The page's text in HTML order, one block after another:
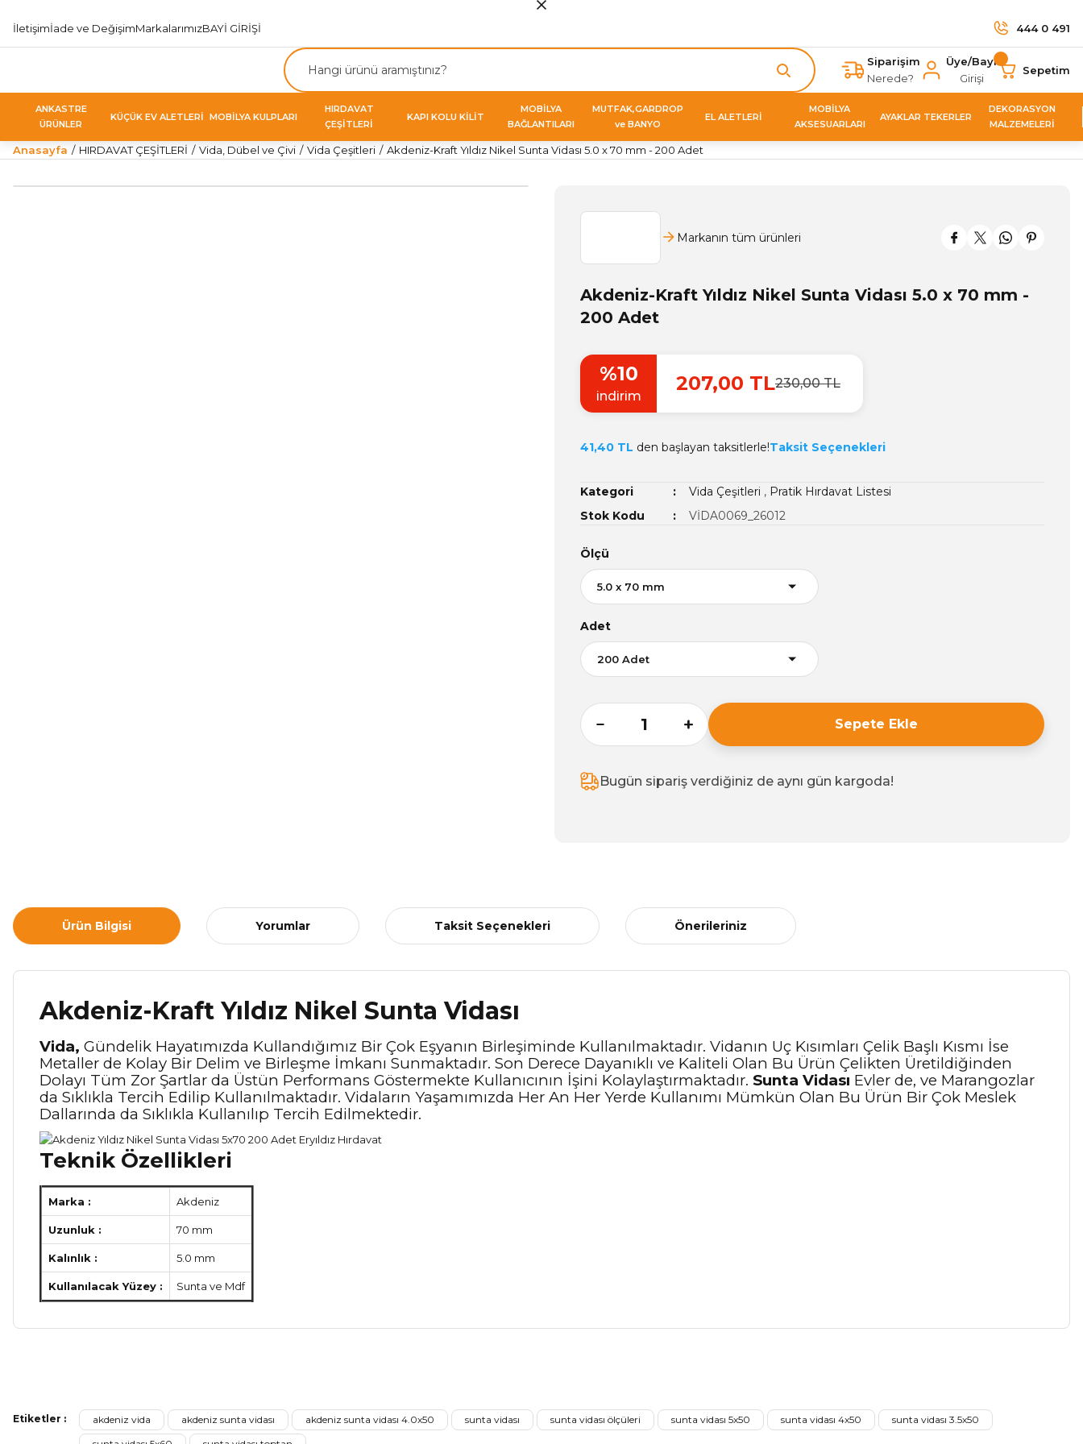
İletişimİade ve DeğişimMarkalarımızBAYİ GİRİŞİ 444 0 491
Siparişim
Nerede?
Üye/Bayi
Girişi
Sepetim
ANKASTRE
ÜRÜNLER
KÜÇÜK EV ALETLERİ MOBİLYA KULPLARI
HIRDAVAT
ÇEŞİTLERİ
KAPI KOLU KİLİT
MOBİLYA
BAĞLANTILARI
MUTFAK,GARDROP
ve BANYO
EL ALETLERİ
MOBİLYA
AKSESUARLARI
AYAKLAR TEKERLER
DEKORASYON
MALZEMELERİ
Anasayfa HIRDAVAT ÇEŞİTLERİ Vida, Dübel ve Çivi Vida Çeşitleri Akdeniz-Kraft Yıldız Nikel Sunta Vidası 5.0 x 70 mm - 200 Adet
Markanın tüm ürünleri
Akdeniz-Kraft Yıldız Nikel Sunta Vidası 5.0 x 70 mm -
200 Adet
%10
indirim
207,00 TL230,00 TL
41,40 TL den başlayan taksitlerle!Taksit Seçenekleri
Kategori Vida Çeşitleri , Pratik Hırdavat Listesi
Stok Kodu
VİDA0069_26012
Ölçü
Adet
Sepete Ekle
Bugün sipariş verdiğiniz de aynı gün kargoda!
Ürün Bilgisi Yorumlar Taksit Seçenekleri Önerileriniz
Akdeniz-Kraft Yıldız Nikel Sunta Vidası
Vida, Gündelik Hayatımızda Kullandığımız Bir Çok Eşyanın Birleşiminde Kullanılmaktadır. Vidanın Uç Kısımları Çelik Başlı Kısmı İse
Metaller de Kolay Bir Delim ve Birleşme İmkanı Sunmaktadır. Son Derece Dayanıklı ve Kaliteli Olan Bu Ürün Çelikten Üretildiğinden
Dolayı Tüm Zor Şartlar da Üstün Performans Göstermekte Kullanıcının İşini Kolaylaştırmaktadır. Sunta Vidası Evler de, ve Marangozlar
da Sıklıkla Tercih Edilip Kullanılmaktadır. Vidaların Yaşamımızda Her An Her Yerde Kullanımı Mümkün Olan Bu Ürün Bir Çok Meslek
Dallarında da Sıklıkla Kullanılıp Tercih Edilmektedir.
Teknik Özellikleri
Marka : Akdeniz
Uzunluk : 70 mm
Kalınlık : 5.0 mm
Kullanılacak Yüzey : Sunta ve Mdf
Ürün resmi kalitesiz, bozuk veya görüntülenemiyor.
Etiketler : akdeniz vida akdeniz sunta vidası akdeniz sunta vidası 4.0x50 sunta vidası sunta vidası ölçüleri sunta vidası 5x50 sunta vidası 4x50
sunta vidası 3.5x50